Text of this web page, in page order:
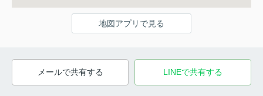
地図アプリで見る
メールで共有する LINEで共有する